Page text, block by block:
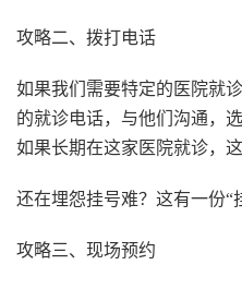
攻略二、拨打电话
如果我们需要特定的医院就
的就诊电话，与他们沟通，
如果长期在这家医院就诊，
还在埋怨挂号难？这有一份“
攻略三、现场预约